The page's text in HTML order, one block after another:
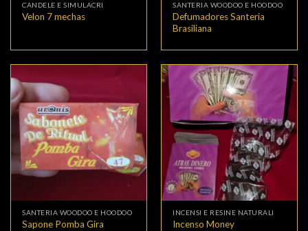
CANDELE E SIMULACRI
Velon 7 mechas
SANTERIA WOODOO E HOODOO
Defumadores Santeria
Brasiliana
SANTERIA WOODOO E HOODOO
Sapone Pomba Gira
INCENSI E RESINE NATURALI
Incenso Money